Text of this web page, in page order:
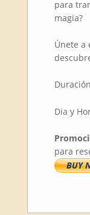
para
magia?
Únete a
Dia y
para